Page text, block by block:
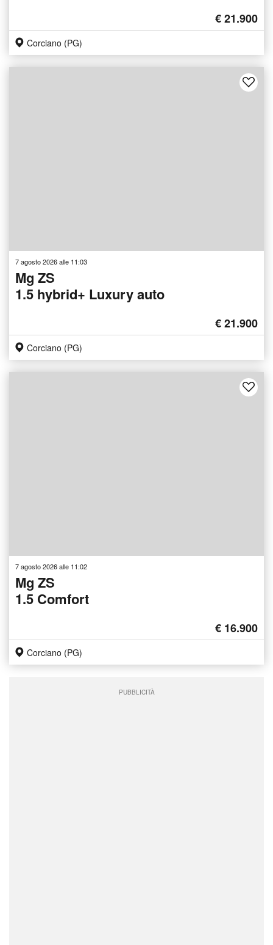
€ 21.900
Corciano (PG)
7 agosto 2026 alle 11:03
Mg ZS
1.5 hybrid+ Luxury auto
€ 21.900
Corciano (PG)
7 agosto 2026 alle 11:02
Mg ZS
1.5 Comfort
€ 16.900
Corciano (PG)
PUBBLICITÀ